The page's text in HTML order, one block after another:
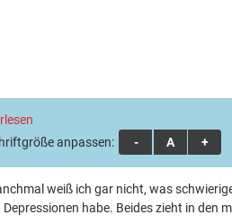
anpassen:
A A A
weiß ich gar nicht, was
Depressionen habe. Beides zieht in den